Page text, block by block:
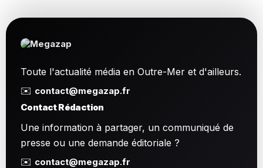
Toute l'actualité média en Outre-Mer et d'ailleurs.
✉️ contact@megazap.fr
Contact Rédaction
Une information à partager, un communiqué de
presse ou une demande éditoriale ?
✉️ contact@megazap.fr